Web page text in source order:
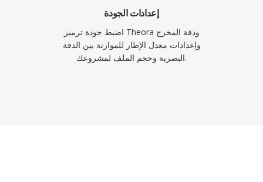
والسياقات التي
إعدادات الجودة
اضبط جودة ترميز Theora ودقة المخرج
وإعدادات معدل الإطار للموازنة بين الدقة
البصرية وحجم الملف لمشروعك.